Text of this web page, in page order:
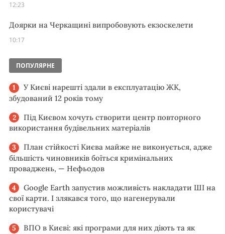
12:23
Доярки на Черкащині випробовують екзоскелети
10:17
ПОПУЛЯРНЕ
У Києві нарешті здали в експлуатацію ЖК,
збудований 12 років тому
Під Києвом хочуть створити центр повторного
використання будівельних матеріалів
План стійкості Києва майже не виконується, адже
більшість чиновників боїться кримінальних
проваджень, — Нефьодов
Google Earth запустив можливість накладати ШІ на
свої карти. І злякався того, що нагенерували
користувачі
ВПО в Києві: які програми для них діють та як